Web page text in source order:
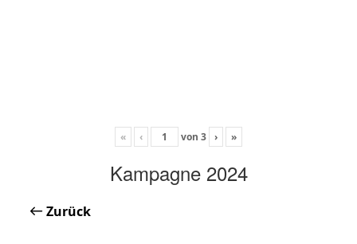
« ‹ von 3 › »
Kampagne 2024
Zurück